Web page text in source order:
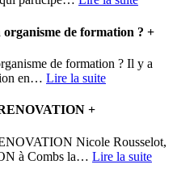
de formation ? +
de formation ? Il y a
en… Lire la suite
+
Nicole Rousselot,
à Combs la… Lire la suite